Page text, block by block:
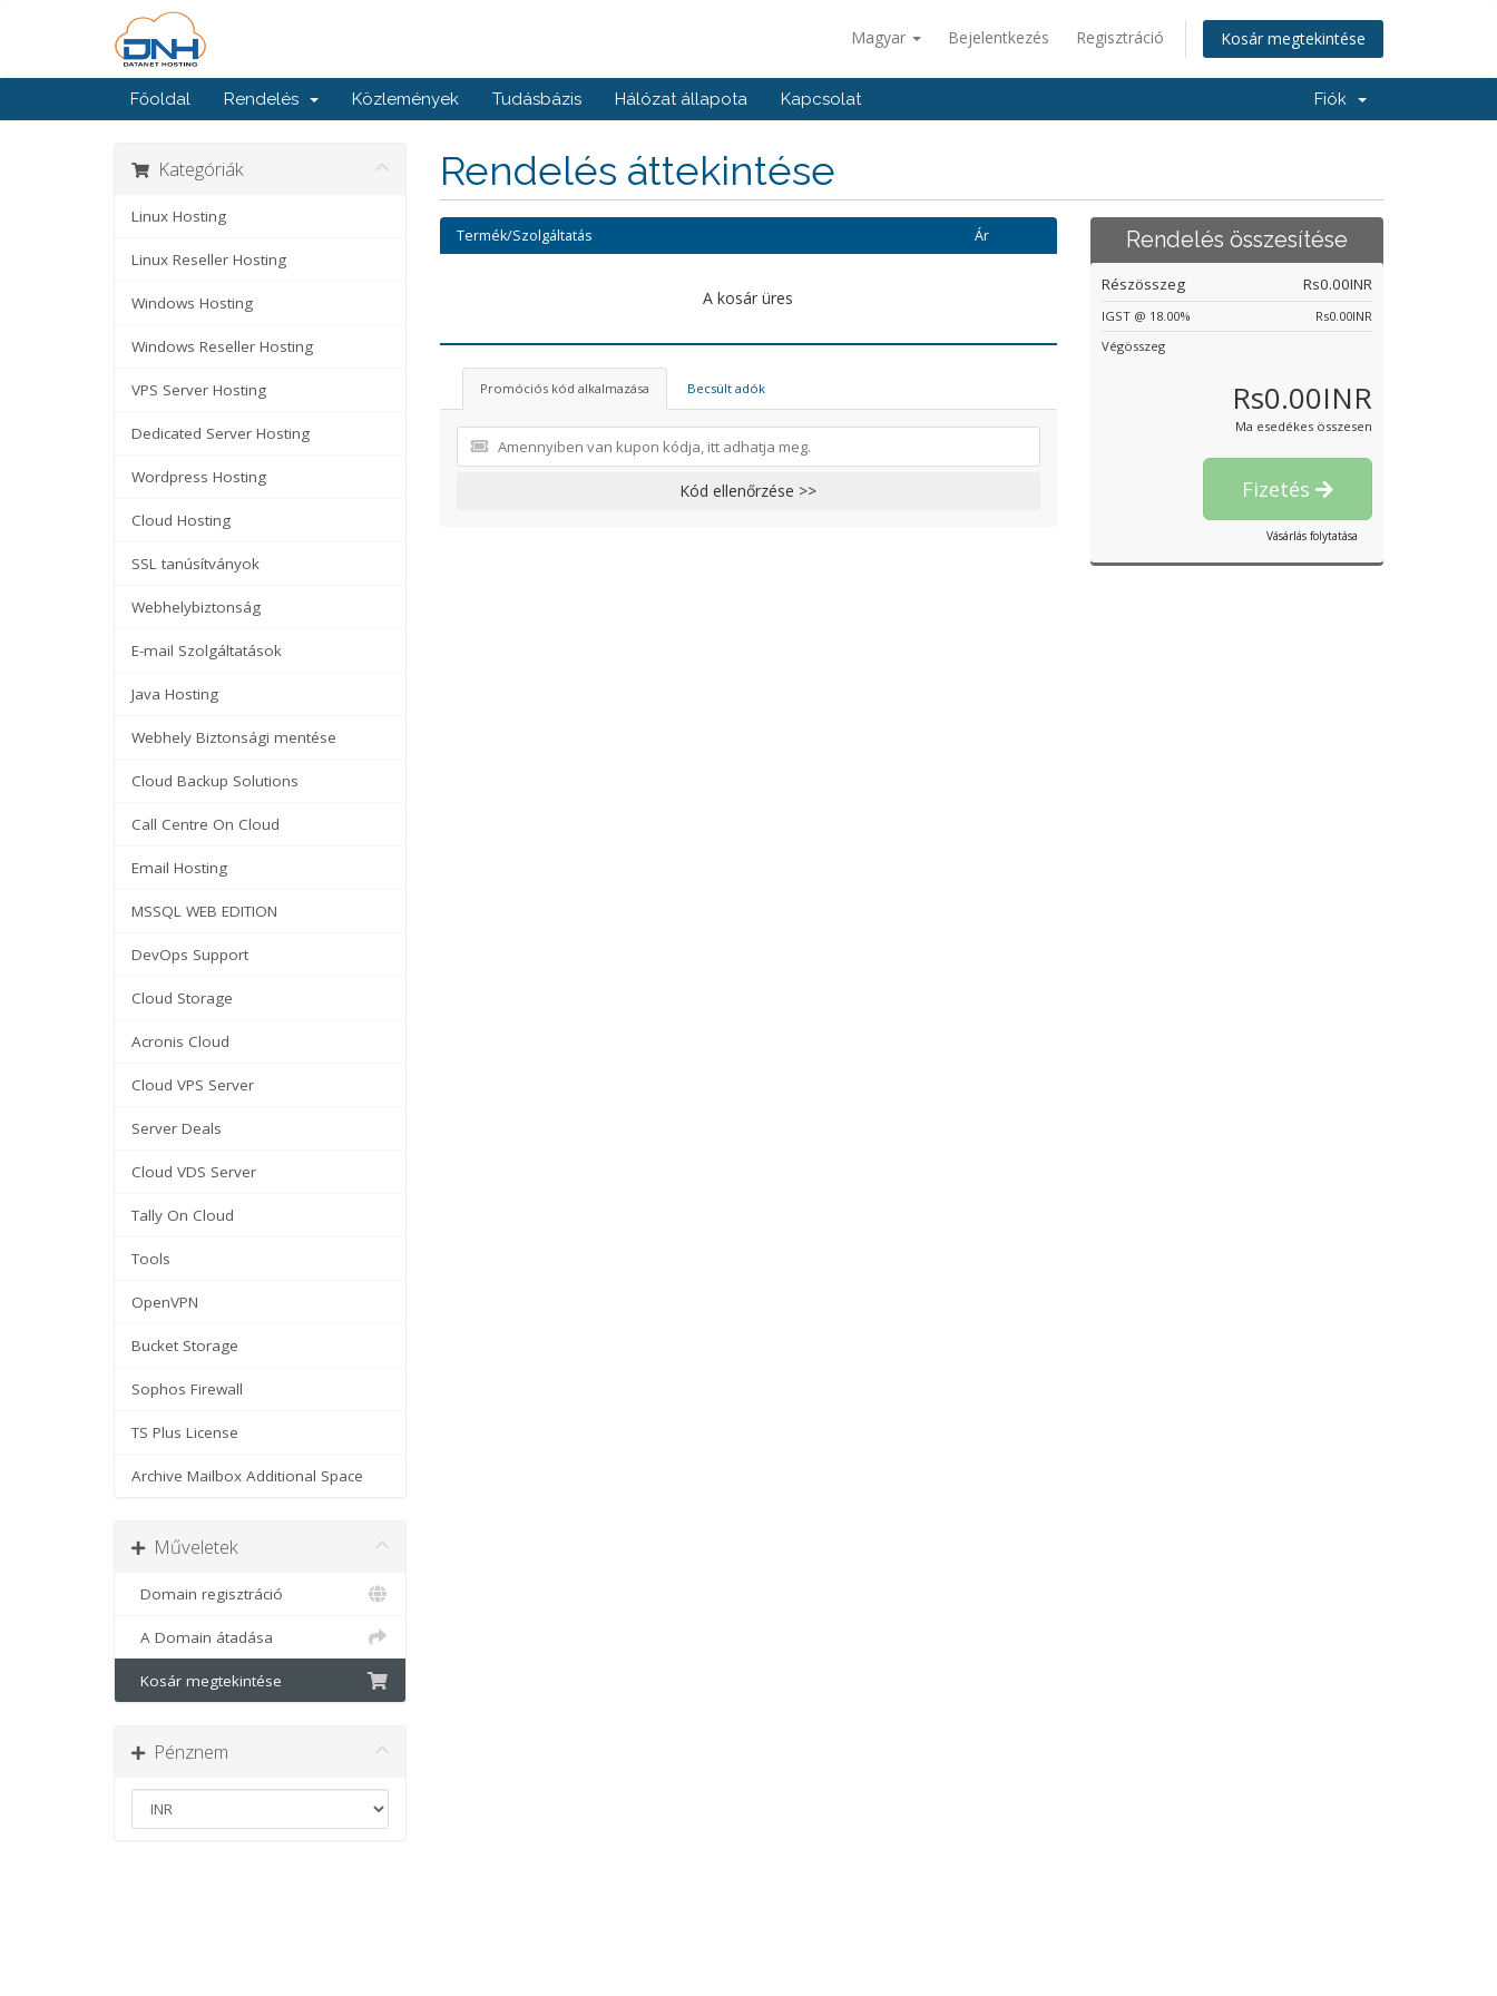
Magyar Bejelentkezés Regisztráció Kosár megtekintése
Főoldal Rendelés Közlemények Tudásbázis Hálózat állapota Kapcsolat Fiók
Rendelés áttekintése
Kategóriák
Linux Hosting
Linux Reseller Hosting
Windows Hosting
Windows Reseller Hosting
VPS Server Hosting
Dedicated Server Hosting
Wordpress Hosting
Cloud Hosting
SSL tanúsítványok
Webhelybiztonság
E-mail Szolgáltatások
Java Hosting
Webhely Biztonsági mentése
Cloud Backup Solutions
Call Centre On Cloud
Email Hosting
MSSQL WEB EDITION
DevOps Support
Cloud Storage
Acronis Cloud
Cloud VPS Server
Server Deals
Cloud VDS Server
Tally On Cloud
Tools
OpenVPN
Bucket Storage
Sophos Firewall
TS Plus License
Archive Mailbox Additional Space
Műveletek
Domain regisztráció
A Domain átadása
Kosár megtekintése
Pénznem
Termék/Szolgáltatás Ár
A kosár üres
Promóciós kód alkalmazása Becsült adók
Kód ellenőrzése >>
Rendelés összesítése
Részösszeg Rs0.00INR
IGST @ 18.00%
Rs0.00INR
Végösszeg
Rs0.00INR
Ma esedékes összesen
Fizetés
Vásárlás folytatása